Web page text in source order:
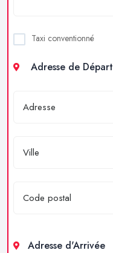
Taxi conventionné
Adresse de Départ
Adresse d'Arrivée